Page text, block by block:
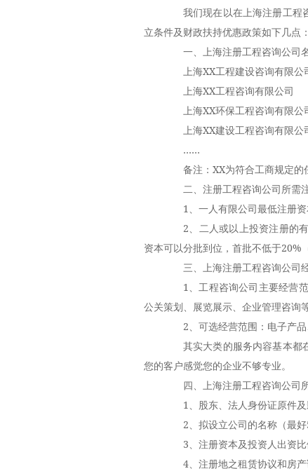
我们现在以在上海注册工程
立条件及财政扶持优惠政策如下几点：
一、上海注册工程咨询公司
上海XX工程建设咨询有限公
上海XX工程咨询有限公司
上海XX环保工程咨询有限公
上海XX建设工程咨询有限公
……
备注：XX为符合工商规定的
二、注册工程咨询公司所需
1、一人有限公司最低注册资
2、二人或以上投资注册的有
资本可以分批到位，首批不低于20%
三、上海注册工程咨询公司
1、工程咨询公司主要经营范
公关策划、展览展示、企业管理咨询
2、可选经营范围：电子产品
其实大类的服务内容基本都在
您的客户感觉您的企业不够专业。
四、上海注册工程咨询公司
1、股东、法人身份证原件及
2、拟设立公司的名称（最好
3、注册资本及投资人出资比
4、注册地之租赁协议和房产